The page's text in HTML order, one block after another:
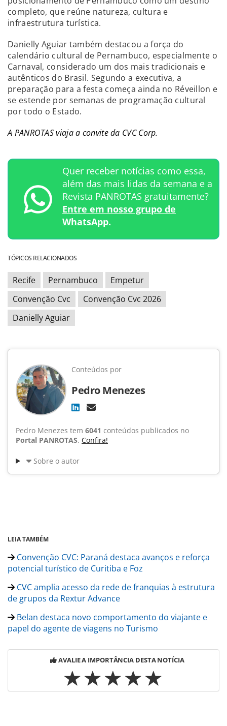
completo, que reúne natureza, cultura e
infraestrutura turística.
Danielly Aguiar também destacou a força do
calendário cultural de Pernambuco, especialmente o
Carnaval, considerado um dos mais tradicionais e
autênticos do Brasil. Segundo a executiva, a
preparação para a festa começa ainda no Réveillon e
se estende por semanas de programação cultural
por todo o Estado.
A PANROTAS viaja a convite da CVC Corp.
Quer receber notícias como essa,
além das mais lidas da semana e a
Revista PANROTAS gratuitamente?
Entre em nosso grupo de
WhatsApp.
TÓPICOS RELACIONADOS
Recife Pernambuco
Empetur
Convenção Cvc
Convenção Cvc 2026
Danielly Aguiar
Conteúdos por
Pedro Menezes
Pedro Menezes tem 6041 conteúdos publicados no
Portal PANROTAS. Confira!
Sobre o autor
LEIA TAMBÉM
Convenção CVC: Paraná destaca avanços e reforça
potencial turístico de Curitiba e Foz
CVC amplia acesso da rede de franquias à estrutura
de grupos da Rextur Advance
Belan destaca novo comportamento do viajante e
papel do agente de viagens no Turismo
AVALIE A IMPORTÂNCIA DESTA NOTÍCIA